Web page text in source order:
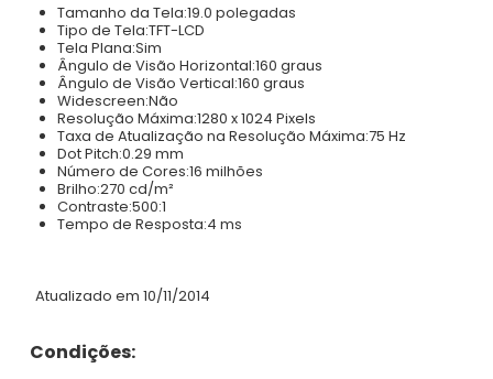
Tamanho da Tela:19.0 polegadas
Tipo de Tela:TFT-LCD
Tela Plana:Sim
Ângulo de Visão Horizontal:160 graus
Ângulo de Visão Vertical:160 graus
Widescreen:Não
Resolução Máxima:1280 x 1024 Pixels
Taxa de Atualização na Resolução Máxima:75 Hz
Dot Pitch:0.29 mm
Número de Cores:16 milhões
Brilho:270 cd/m²
Contraste:500:1
Tempo de Resposta:4 ms
Atualizado em 10/11/2014
Condições: